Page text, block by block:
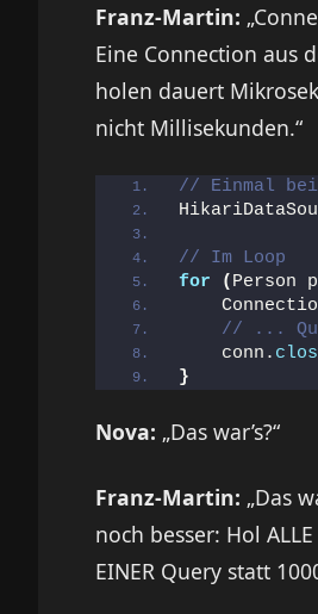
Franz-Martin:
Eine Connection aus
holen dauert
nicht Millisekunden.“
// Einmal
// Im Loop
for
( Person
// ...
    conn.
}
Nova: „Das war’s?“
Franz-Martin: „Das
noch besser: Hol
EINER Query statt